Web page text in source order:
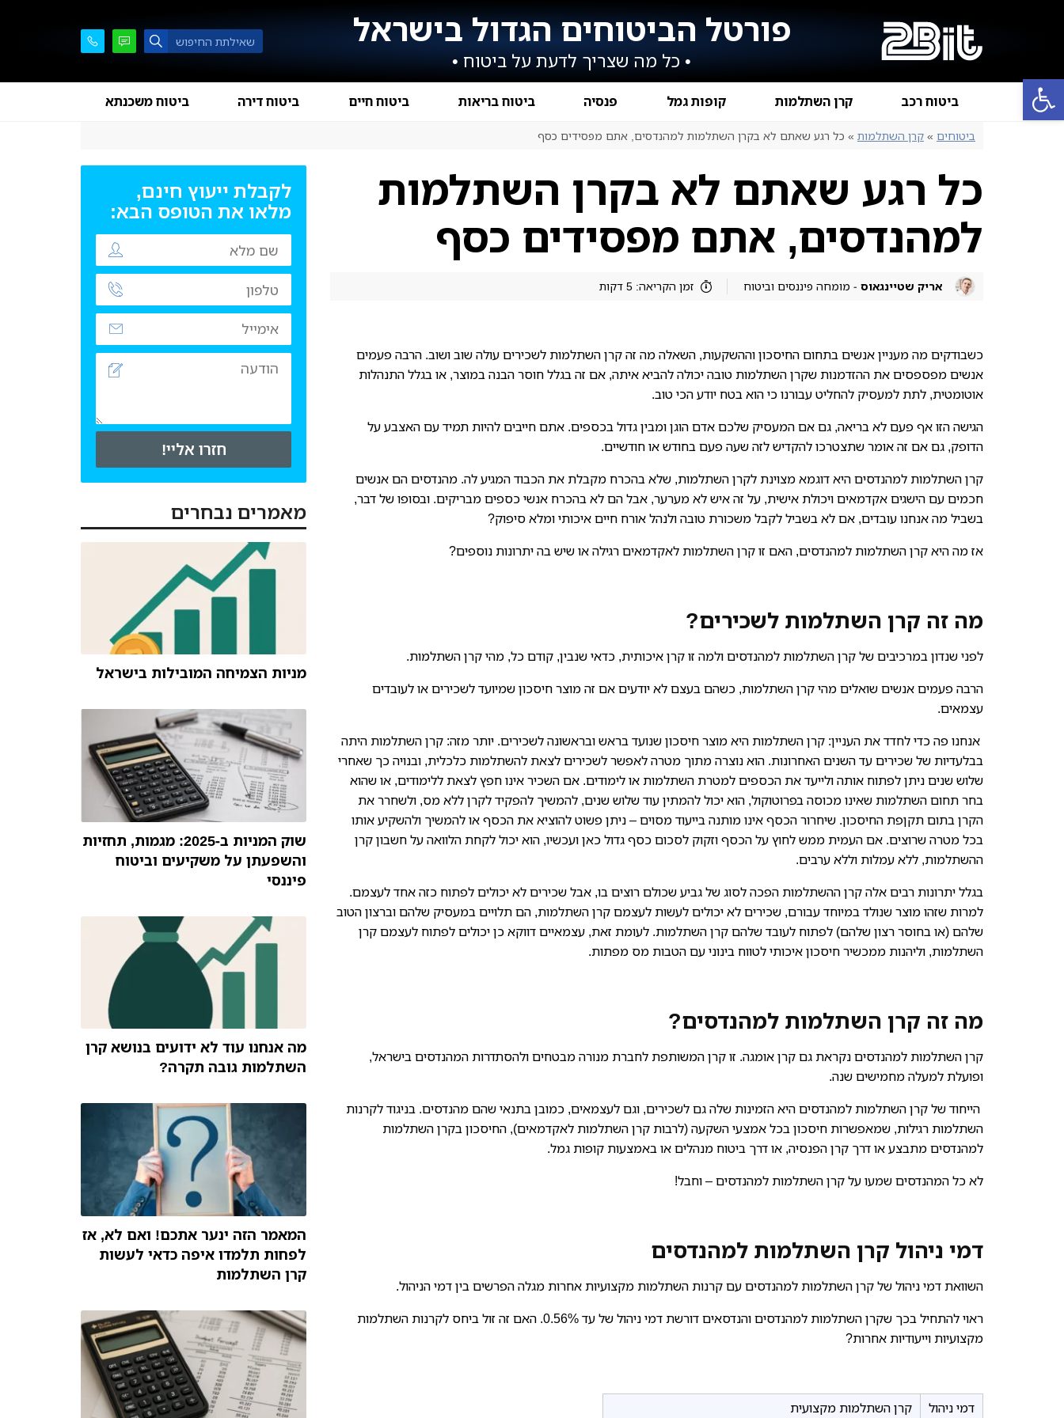
פתח סרגל נגישות
פורטל הביטוחים הגדול בישראל
• כל מה שצריך לדעת על ביטוח •
ביטוח רכב קרן השתלמות קופות גמל פנסיה ביטוח בריאות ביטוח חיים ביטוח דירה ביטוח משכנתא
ביטוחים » קרן השתלמות » כל רגע שאתם לא בקרן השתלמות למהנדסים, אתם מפסידים כסף
כל רגע שאתם לא בקרן השתלמות
למהנדסים, אתם מפסידים כסף
אריק שטיינגאוס - מומחה פיננסים וביטוח זמן הקריאה: 5 דקות
כשבודקים מה מעניין אנשים בתחום החיסכון וההשקעות, השאלה מה זה קרן השתלמות לשכירים עולה שוב ושוב. הרבה פעמים
אנשים מפספסים את ההזדמנות שקרן השתלמות טובה יכולה להביא איתה, אם זה בגלל חוסר הבנה במוצר, או בגלל התנהלות
אוטומטית, לתת למעסיק להחליט עבורנו כי הוא בטח יודע הכי טוב.
הגישה הזו אף פעם לא בריאה, גם אם המעסיק שלכם אדם הוגן ומבין גדול בכספים. אתם חייבים להיות תמיד עם האצבע על
הדופק, גם אם זה אומר שתצטרכו להקדיש לזה שעה פעם בחודש או חודשיים.
קרן השתלמות למהנדסים היא דוגמא מצוינת לקרן השתלמות, שלא בהכרח מקבלת את הכבוד המגיע לה. מהנדסים הם אנשים
חכמים עם הישגים אקדמאים ויכולת אישית, על זה איש לא מערער, אבל הם לא בהכרח אנשי כספים מבריקים. ובסופו של דבר,
בשביל מה אנחנו עובדים, אם לא בשביל לקבל משכורת טובה ולנהל אורח חיים איכותי ומלא סיפוק?
אז מה היא קרן השתלמות למהנדסים, האם זו קרן השתלמות לאקדמאים רגילה או שיש בה יתרונות נוספים?
מה זה קרן השתלמות לשכירים?
לפני שנדון במרכיבים של קרן השתלמות למהנדסים ולמה זו קרן איכותית, כדאי שנבין, קודם כל, מהי קרן השתלמות.
הרבה פעמים אנשים שואלים מהי קרן השתלמות, כשהם בעצם לא יודעים אם זה מוצר חיסכון שמיועד לשכירים או לעובדים
עצמאים.
אנחנו פה כדי לחדד את העניין: קרן השתלמות היא מוצר חיסכון שנועד בראש ובראשונה לשכירים. יותר מזה: קרן השתלמות היתה
בבלעדיות של שכירים עד השנים האחרונות. הוא נוצרה מתוך מטרה לאפשר לשכירים לצאת להשתלמות כלכלית, ובנויה כך שאחרי
שלוש שנים ניתן לפתוח אותה ולייעד את הכספים למטרת השתלמות או לימודים. אם השכיר אינו חפץ לצאת ללימודים, או שהוא
בחר תחום השתלמות שאינו מכוסה בפרוטוקול, הוא יכול להמתין עוד שלוש שנים, להמשיך להפקיד לקרן ללא מס, ולשחרר את
הקרן בתום תקןפת החיסכון. שיחרור הכסף אינו מותנה בייעוד מסוים – ניתן פשוט להוציא את הכסף או להמשיך ולהשקיע אותו
בכל מטרה שרוצים. אם העמית ממש לחוץ על הכסף וזקוק לסכום כסף גדול כאן ועכשיו, הוא יכול לקחת הלוואה על חשבון קרן
ההשתלמות, ללא עמלות וללא ערבים.
בגלל יתרונות רבים אלה קרן ההשתלמות הפכה לסוג של גביע שכולם רוצים בו, אבל שכירים לא יכולים לפתוח כזה אחד לעצמם.
למרות שזהו מוצר שנולד במיוחד עבורם, שכירים לא יכולים לעשות לעצמם קרן השתלמות, הם תלויים במעסיק שלהם וברצון הטוב
שלהם (או בחוסר רצון שלהם) לפתוח לעובד שלהם קרן השתלמות. לעומת זאת, עצמאיים דווקא כן יכולים לפתוח לעצמם קרן
השתלמות, וליהנות ממכשיר חיסכון איכותי לטווח בינוני עם הטבות מס מפתות.
מה זה קרן השתלמות למהנדסים?
קרן השתלמות למהנדסים נקראת גם קרן אומגה. זו קרן המשותפת לחברת מנורה מבטחים ולהסתדרות המהנדסים בישראל,
ופועלת למעלה מחמישים שנה.
הייחוד של קרן השתלמות למהנדסים היא הזמינות שלה גם לשכירים, וגם לעצמאים, כמובן בתנאי שהם מהנדסים. בניגוד לקרנות
השתלמות רגילות, שמאפשרות חיסכון בכל אמצעי השקעה (לרבות קרן השתלמות לאקדמאים), החיסכון בקרן השתלמות
למהנדסים מתבצע או דרך קרן הפנסיה, או דרך ביטוח מנהלים או באמצעות קופות גמל.
לא כל המהנדסים שמעו על קרן השתלמות למהנדסים – וחבל!
דמי ניהול קרן השתלמות למהנדסים
השוואת דמי ניהול של קרן השתלמות למהנדסים עם קרנות השתלמות מקצועיות אחרות מגלה הפרשים בין דמי הניהול.
ראוי להתחיל בכך שקרן השתלמות למהנדסים והנדסאים דורשת דמי ניהול של עד 0.56%. האם זה זול ביחס לקרנות השתלמות
מקצועיות וייעודיות אחרות?
קרן השתלמות מקצועית
דמי ניהול
לקבלת ייעוץ חינם,
מלאו את הטופס הבא:
חזרו אליי!
מאמרים נבחרים
מניות הצמיחה המובילות בישראל
שוק המניות ב-2025: מגמות, תחזיות
והשפעתן על משקיעים וביטוח
פיננסי
מה אנחנו עוד לא ידועים בנושא קרן
השתלמות גובה תקרה?
המאמר הזה ינער אתכם! ואם לא, אז
לפחות תלמדו איפה כדאי לעשות
קרן השתלמות